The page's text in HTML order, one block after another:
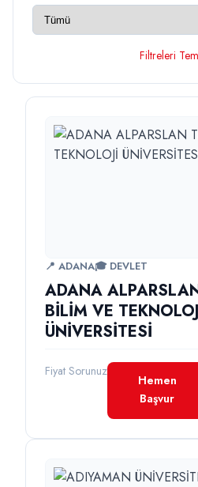
Filtreleri
📍 ADANA🎓 DEVLET
ADANA
BİLİM VE
ÜNİVERSİTESİ
Fiyat Sorunuz
Hemen
Başvur